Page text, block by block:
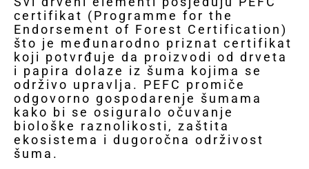
certifikat (Programme for the
Endorsement of Forest Certification)
što je međunarodno priznat certifikat
koji potvrđuje da proizvodi od drveta
i papira dolaze iz šuma kojima se
održivo upravlja. PEFC promiče
odgovorno gospodarenje šumama
kako bi se osiguralo očuvanje
biološke raznolikosti, zaštita
ekosistema i dugoročna održivost
šuma.